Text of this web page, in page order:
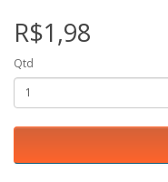
R$1,98
Qtd